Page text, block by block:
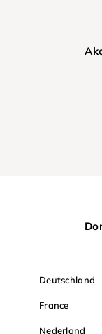
Deutschland
France
Nederland